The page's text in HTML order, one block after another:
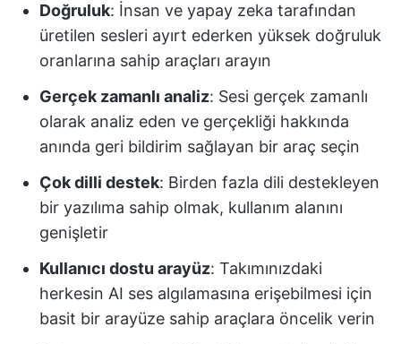
Doğruluk: İnsan ve yapay zeka tarafından
üretilen sesleri ayırt ederken yüksek doğruluk
oranlarına sahip araçları arayın
Gerçek zamanlı analiz: Sesi gerçek zamanlı
olarak analiz eden ve gerçekliği hakkında
anında geri bildirim sağlayan bir araç seçin
Çok dilli destek: Birden fazla dili destekleyen
bir yazılıma sahip olmak, kullanım alanını
genişletir
Kullanıcı dostu arayüz: Takımınızdaki
herkesin AI ses algılamasına erişebilmesi için
basit bir arayüze sahip araçlara öncelik verin